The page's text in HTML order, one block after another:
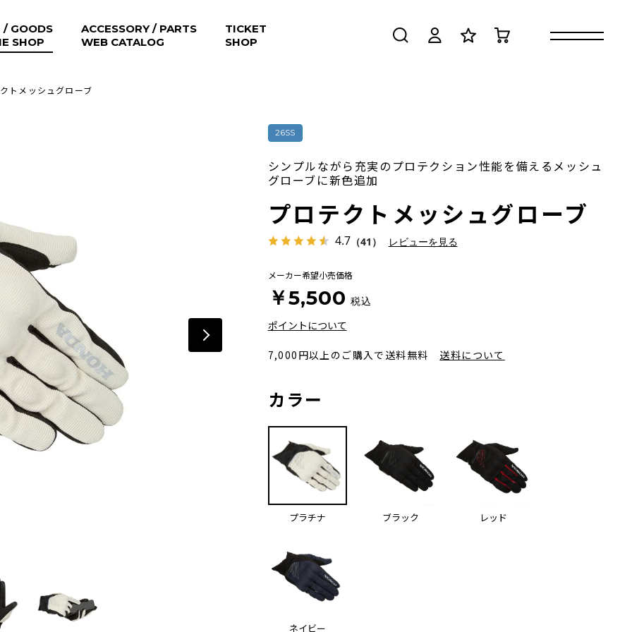
/ GOODS
SHOP
ACCESSORY / PARTS
WEB CATALOG
TICKET
SHOP
検索 ログイン お気に入り
トメッシュグローブ
26SS
シンプルながら充実のプロテクション性能を備えるメッシュ
グローブに新色追加
プロテクトメッシュグローブ
4.7（41） レビューを見る
メーカー希望小売価格
￥5,500 税込
ポイントについて
7,000円以上のご購入で送料無料 送料について
カラー
プラチナ ブラック レッド
ネイビー